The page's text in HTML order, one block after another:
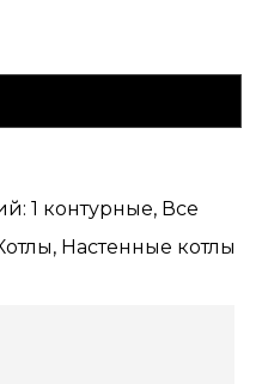
1 контурные, Все
, Настенные котлы